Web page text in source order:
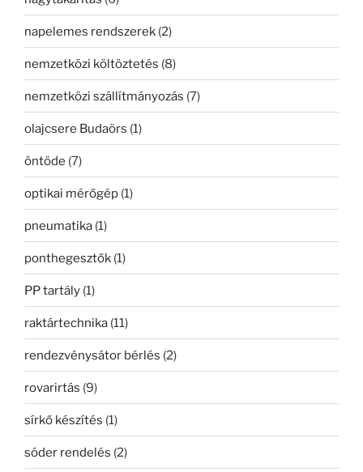
napelemes rendszerek (2)
nemzetközi költöztetés (8)
nemzetközi szállítmányozás (7)
olajcsere Budaörs (1)
öntöde (7)
optikai mérőgép (1)
pneumatika (1)
ponthegesztők (1)
PP tartály (1)
raktártechnika (11)
rendezvénysátor bérlés (2)
rovarirtás (9)
sírkő készítés (1)
sóder rendelés (2)